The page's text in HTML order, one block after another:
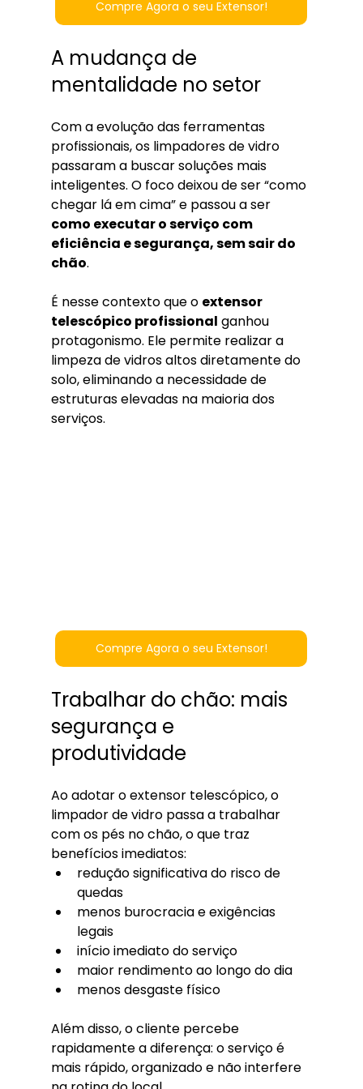
Compre Agora o seu Extensor!
A mudança de
mentalidade no setor
Com a evolução das ferramentas
profissionais, os limpadores de vidro
passaram a buscar soluções mais
inteligentes. O foco deixou de ser “como
chegar lá em cima” e passou a ser
como executar o serviço com
eficiência e segurança, sem sair do
chão.
É nesse contexto que o extensor
telescópico profissional ganhou
protagonismo. Ele permite realizar a
limpeza de vidros altos diretamente do
solo, eliminando a necessidade de
estruturas elevadas na maioria dos
serviços.
Compre Agora o seu Extensor!
Trabalhar do chão: mais
segurança e
produtividade
Ao adotar o extensor telescópico, o
limpador de vidro passa a trabalhar
com os pés no chão, o que traz
benefícios imediatos:
redução significativa do risco de
quedas
menos burocracia e exigências
legais
início imediato do serviço
maior rendimento ao longo do dia
menos desgaste físico
Além disso, o cliente percebe
rapidamente a diferença: o serviço é
mais rápido, organizado e não interfere